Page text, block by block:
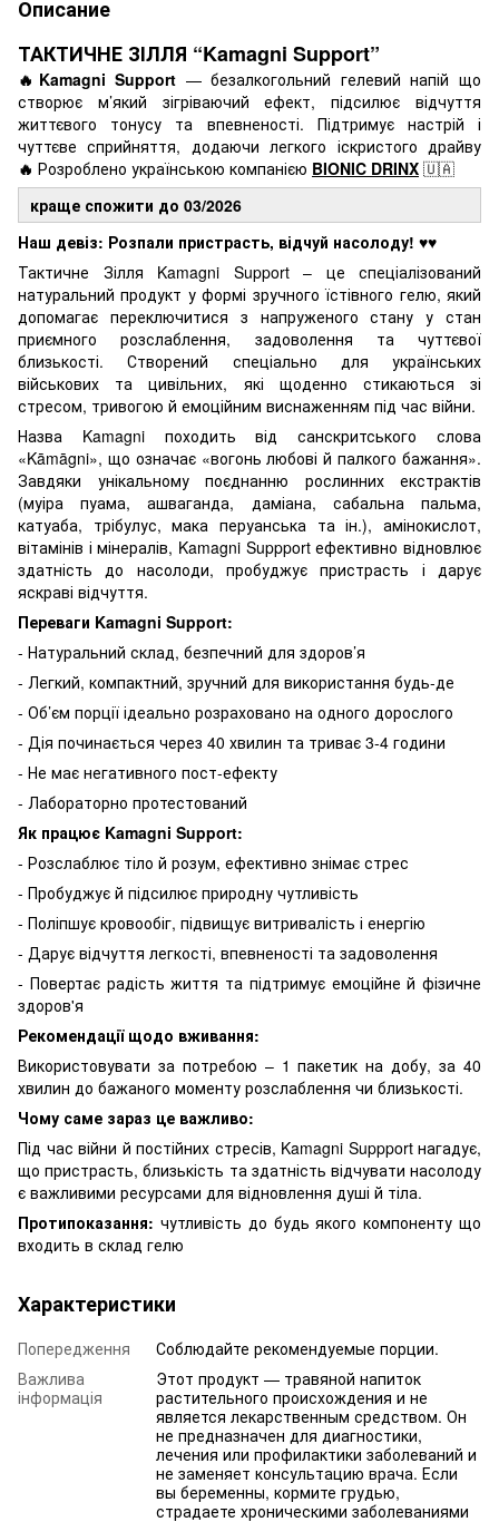
Описание
ТАКТИЧНЕ ЗІЛЛЯ “Kamagni Support”
🔥Kamagni Support — безалкогольний гелевий напій що
створює м’який зігріваючий ефект, підсилює відчуття
життєвого тонусу та впевненості. Підтримує настрій і
чуттєве сприйняття, додаючи легкого іскристого драйву
🔥 Розроблено українською компанією BIONIC DRINX 🇺🇦
краще спожити до 03/2026
Наш девіз: Розпали пристрасть, відчуй насолоду! ♥️♥️
Тактичне Зілля Kamagni Support – це спеціалізований
натуральний продукт у формі зручного їстівного гелю, який
допомагає переключитися з напруженого стану у стан
приємного розслаблення, задоволення та чуттєвої
близькості. Створений спеціально для українських
військових та цивільних, які щоденно стикаються зі
стресом, тривогою й емоційним виснаженням під час війни.
Назва Kamagni походить від санскритського слова
«Kāmāgni», що означає «вогонь любові й палкого бажання».
Завдяки унікальному поєднанню рослинних екстрактів
(муіра пуама, ашваганда, даміана, сабальна пальма,
катуаба, трібулус, мака перуанська та ін.), амінокислот,
вітамінів і мінералів, Kamagni Suppport ефективно відновлює
здатність до насолоди, пробуджує пристрасть і дарує
яскраві відчуття.
Переваги Kamagni Support:
- Натуральний склад, безпечний для здоров’я
- Легкий, компактний, зручний для використання будь-де
- Об’єм порції ідеально розраховано на одного дорослого
- Дія починається через 40 хвилин та триває 3-4 години
- Не має негативного пост-ефекту
- Лабораторно протестований
Як працює Kamagni Support:
- Розслаблює тіло й розум, ефективно знімає стрес
- Пробуджує й підсилює природну чутливість
- Поліпшує кровообіг, підвищує витривалість і енергію
- Дарує відчуття легкості, впевненості та задоволення
- Повертає радість життя та підтримує емоційне й фізичне
здоров'я
Рекомендації щодо вживання:
Використовувати за потребою – 1 пакетик на добу, за 40
хвилин до бажаного моменту розслаблення чи близькості.
Чому саме зараз це важливо:
Під час війни й постійних стресів, Kamagni Suppport нагадує,
що пристрасть, близькість та здатність відчувати насолоду
є важливими ресурсами для відновлення душі й тіла.
Протипоказання: чутливість до будь якого компоненту що
входить в склад гелю
Характеристики
Попередження
Соблюдайте рекомендуемые порции.
Важлива
інформація
Этот продукт — травяной напиток
растительного происхождения и не
является лекарственным средством. Он
не предназначен для диагностики,
лечения или профилактики заболеваний и
не заменяет консультацию врача. Если
вы беременны, кормите грудью,
страдаете хроническими заболеваниями